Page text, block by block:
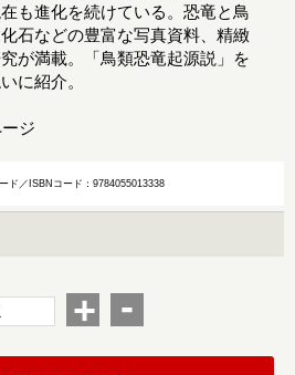
も進化を続けている。恐竜と鳥
石などの豊富な写真資料、精緻
が満載。「鳥類恐竜起源説」を
に紹介。
ジ
ド／ISBNコード：9784055013338
+ -